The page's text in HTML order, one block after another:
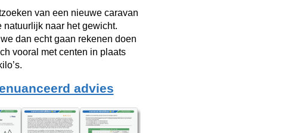
van een nieuwe caravan
natuurlijk naar het gewicht.
dan echt gaan rekenen doen
vooral met centen in plaats
advies